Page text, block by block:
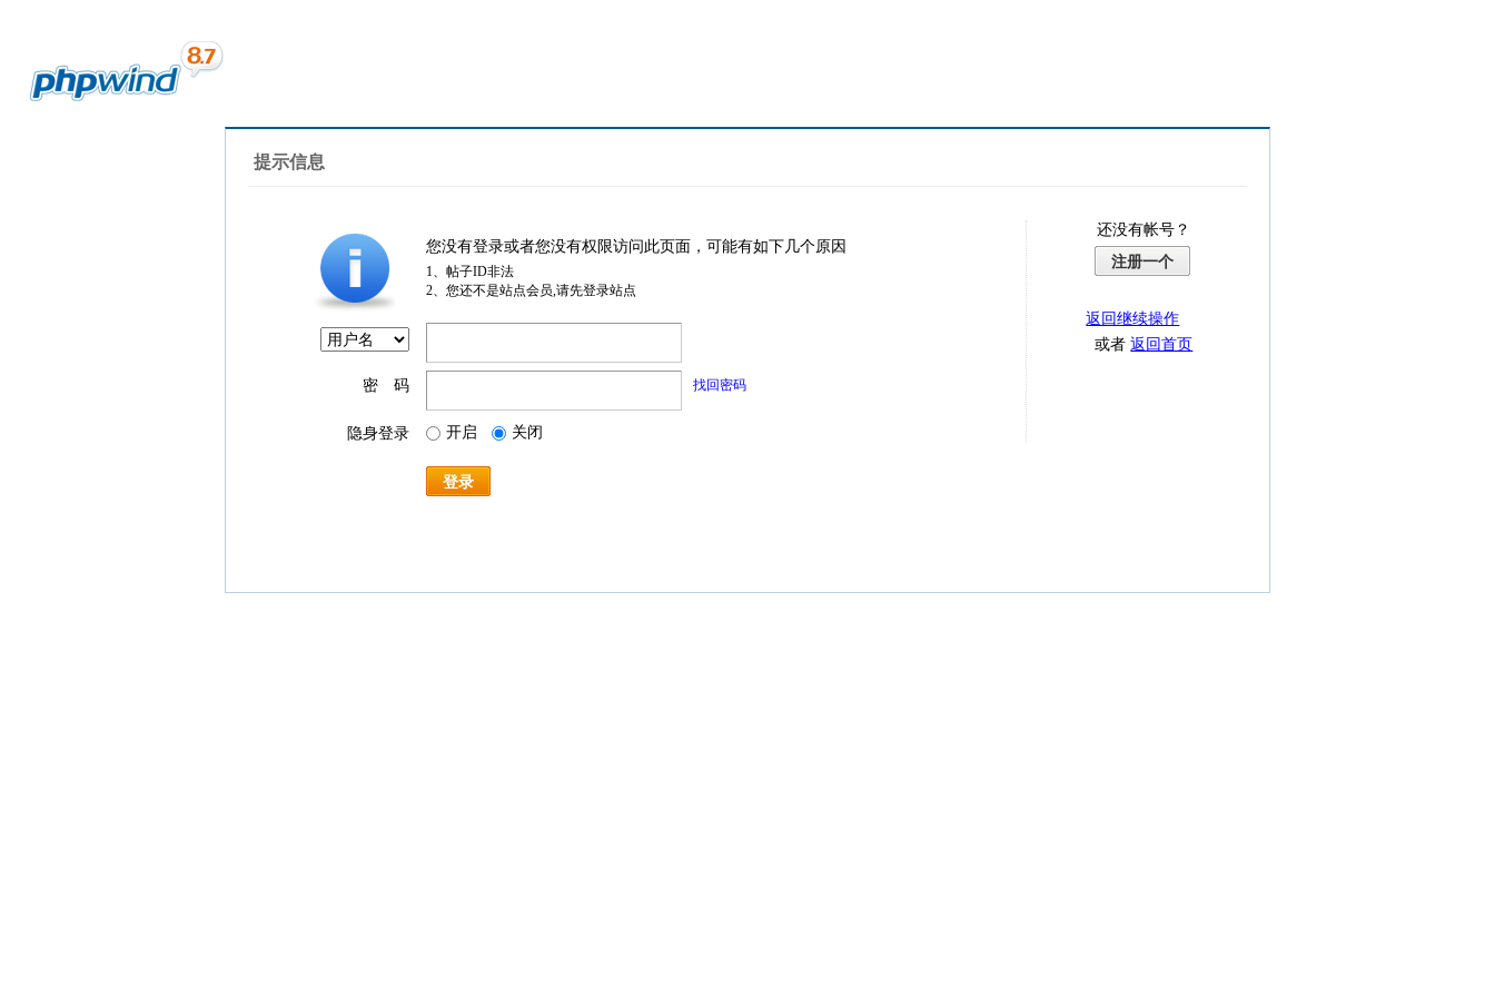
提示信息
您没有登录或者您没有权限访问此页面，可能有如下几个原因
1、帖子ID非法
2、您还不是站点会员,请先登录站点
密 码 找回密码
隐身登录 开启 关闭
登录
还没有帐号？
注册一个
返回继续操作
或者返回首页